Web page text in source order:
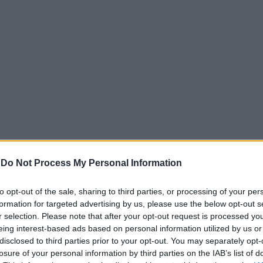
Do Not Process My Personal Information
opt-out of the sale, sharing to third parties, or processing of your
for targeted advertising by us, please use the below opt-out
selection. Please note that after your opt-out request is processed
interest-based ads based on personal information utilized by us
to third parties prior to your opt-out. You may separately
of your personal information by third parties on the IAB’s list of
αποκαλύψεις για το κύκλωμα ναρκωτικών, η
στην Αγίας Σοφίας (τέρμα) και το 17ο Γυμνάσιο
ανηλίκων που είχαν στρατολογηθεί ως